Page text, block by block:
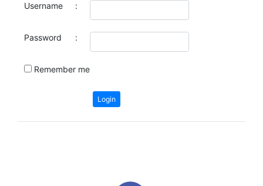
Username :
Password :
Remember me